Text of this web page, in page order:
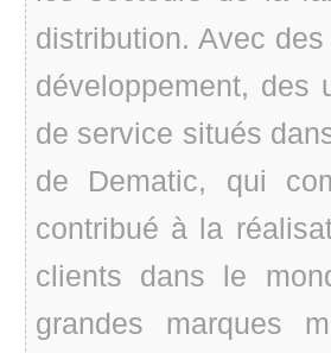
distribution. Avec
développement, des
de service situés
de Dematic, qui
contribué à la
clients dans le
grandes marques